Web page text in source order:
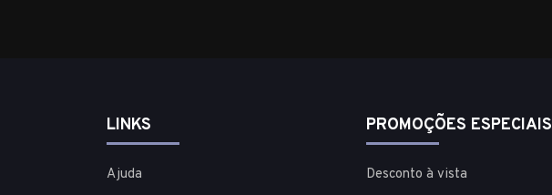
LINKS
Ajuda
PROMOÇÕES ESPECIAIS
Desconto à vista